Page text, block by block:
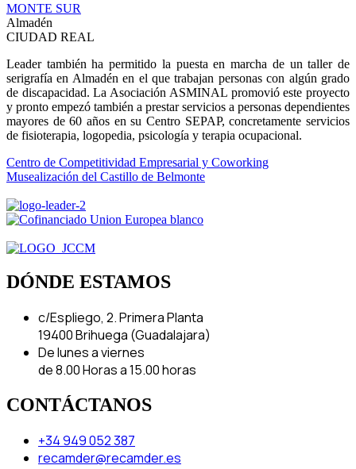
MONTE SUR
Almadén
CIUDAD REAL
Leader también ha permitido la puesta en marcha de un taller de
serigrafía en Almadén en el que trabajan personas con algún grado
de discapacidad. La Asociación ASMINAL promovió este proyecto
y pronto empezó también a prestar servicios a personas dependientes
mayores de 60 años en su Centro SEPAP, concretamente servicios
de fisioterapia, logopedia, psicología y terapia ocupacional.
Centro de Competitividad Empresarial y Coworking
Musealización del Castillo de Belmonte
DÓNDE ESTAMOS
c/Espliego, 2. Primera Planta
19400 Brihuega (Guadalajara)
De lunes a viernes
de 8.00 Horas a 15.00 horas
CONTÁCTANOS
+34 949 052 387
recamder@recamder.es